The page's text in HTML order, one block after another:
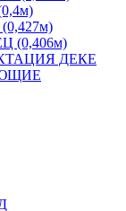
(0,406м)
ДЕКЕ